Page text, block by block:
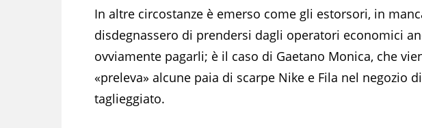
In altre circostanze è emerso come gli estorsori, in
disdegnassero di prendersi dagli operatori economici
ovviamente pagarli; è il caso di Gaetano Monica, che
«preleva» alcune paia di scarpe Nike e Fila nel negozio
taglieggiato.